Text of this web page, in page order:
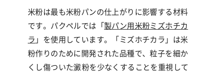
米粉は最も米粉パンの仕上がりに影響する材料
です。パクペルでは「 製パン用米粉ミズホチカ
ラ 」を使用しています。「ミズホチカラ」は米
粉作りのために開発された品種で、粒子を細か
くし傷ついた澱粉を少なくすることを重視して